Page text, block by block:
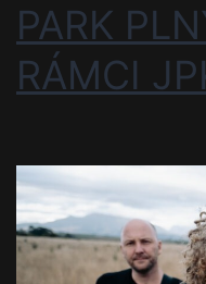
PARK
RÁMCI